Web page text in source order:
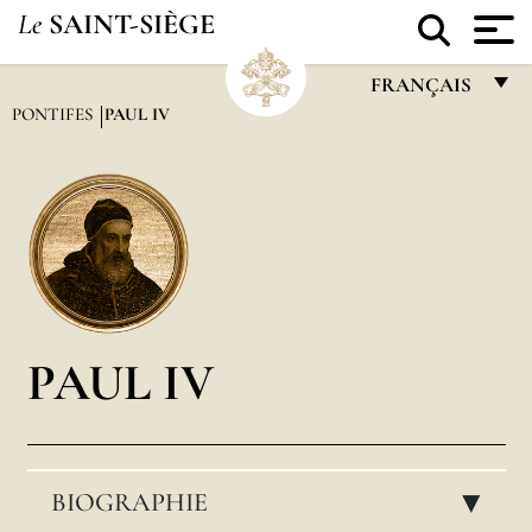
Le SAINT-SIÈGE
FRANÇAIS
PONTIFES PAUL IV
PAUL IV
BIOGRAPHIE ▸